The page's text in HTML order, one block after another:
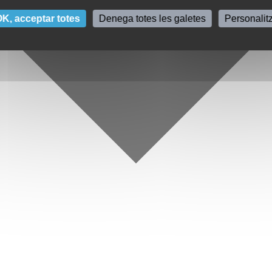
acceptar totes Denega totes les galetes